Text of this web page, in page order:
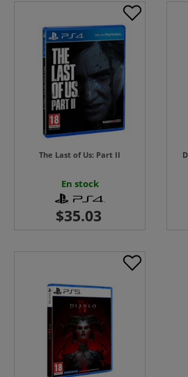
The Last of Us: Part II
En stock